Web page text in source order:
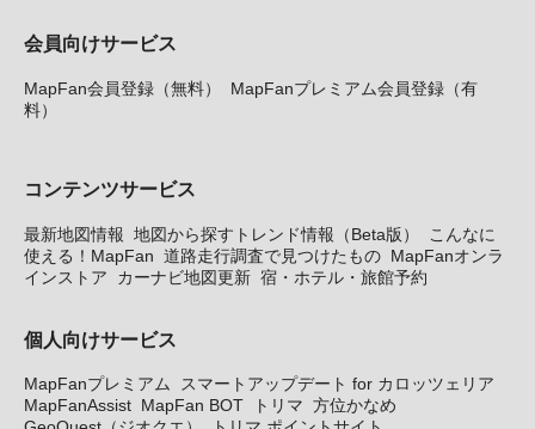
会員向けサービス
MapFan会員登録（無料）
MapFanプレミアム会員登録（有
料）
コンテンツサービス
最新地図情報 地図から探すトレンド情報（Beta版）
こんなに
使える！MapFan 道路走行調査で見つけたもの MapFanオンラ
インストア
カーナビ地図更新 宿・ホテル・旅館予約
個人向けサービス
MapFanプレミアム
スマートアップデート for カロッツェリア
MapFanAssist MapFan BOT トリマ 方位かなめ